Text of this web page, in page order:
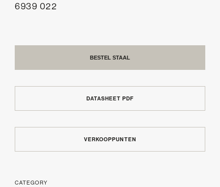
6939 022
BESTEL STAAL
DATASHEET PDF
VERKOOPPUNTEN
CATEGORY